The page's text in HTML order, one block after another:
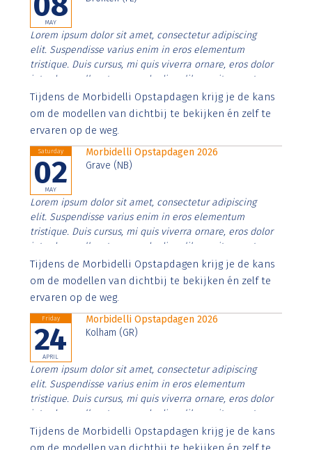
MAY
Lorem ipsum dolor sit amet, consectetur adipiscing
elit. Suspendisse varius enim in eros elementum
tristique. Duis cursus, mi quis viverra ornare, eros dolor
interdum nulla, ut commodo diam libero vitae erat.
Aenean faucibus nibh et justo cursus id rutrum lorem
imperdiet. Nunc ut sem vitae risus tristique posuere.
Tijdens de Morbidelli Opstapdagen krijg je de kans
om de modellen van dichtbij te bekijken én zelf te
ervaren op de weg.
Saturday
02
MAY
Morbidelli Opstapdagen 2026
Grave (NB)
Lorem ipsum dolor sit amet, consectetur adipiscing
elit. Suspendisse varius enim in eros elementum
tristique. Duis cursus, mi quis viverra ornare, eros dolor
interdum nulla, ut commodo diam libero vitae erat.
Aenean faucibus nibh et justo cursus id rutrum lorem
imperdiet. Nunc ut sem vitae risus tristique posuere.
Tijdens de Morbidelli Opstapdagen krijg je de kans
om de modellen van dichtbij te bekijken én zelf te
ervaren op de weg.
Friday
24
APRIL
Morbidelli Opstapdagen 2026
Kolham (GR)
Lorem ipsum dolor sit amet, consectetur adipiscing
elit. Suspendisse varius enim in eros elementum
tristique. Duis cursus, mi quis viverra ornare, eros dolor
interdum nulla, ut commodo diam libero vitae erat.
Aenean faucibus nibh et justo cursus id rutrum lorem
imperdiet. Nunc ut sem vitae risus tristique posuere.
Tijdens de Morbidelli Opstapdagen krijg je de kans